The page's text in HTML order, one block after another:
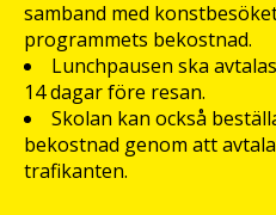
samband med
programmets bekostnad.
Lunchpausen ska
14 dagar före resan.
Skolan kan också
bekostnad genom att
trafikanten.